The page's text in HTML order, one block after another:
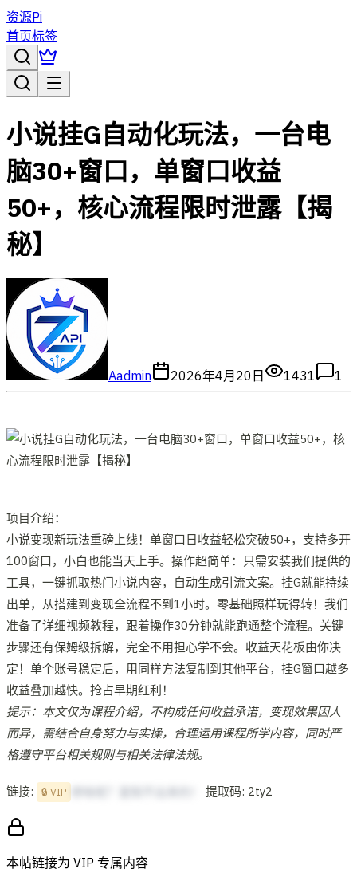
资源Pi
首页标签
小说挂G自动化玩法，一台电
脑30+窗口，单窗口收益
50+，核心流程限时泄露【揭
秘】
Aadmin 2026年4月20日 1431 1
项目介绍：
小说变现新玩法重磅上线！单窗口日收益轻松突破50+，支持多开
100窗口，小白也能当天上手。操作超简单：只需安装我们提供的
工具，一键抓取热门小说内容，自动生成引流文案。挂G就能持续
出单，从搭建到变现全流程不到1小时。零基础照样玩得转！我们
准备了详细视频教程，跟着操作30分钟就能跑通整个流程。关键
步骤还有保姆级拆解，完全不用担心学不会。收益天花板由你决
定！单个账号稳定后，用同样方法复制到其他平台，挂G窗口越多
收益叠加越快。抢占早期红利！
提示：本文仅为课程介绍，不构成任何收益承诺，变现效果因人
而异，需结合自身努力与实操，合理运用课程所学内容，同时严
格遵守平台相关规则与相关法律法规。
链接: 🔒 VIP 提取码: 2ty2
本帖链接为 VIP 专属内容